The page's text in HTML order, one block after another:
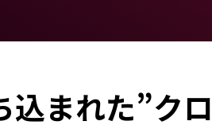
込まれた”ク